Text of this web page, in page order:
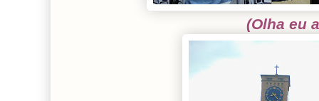
(Olha eu